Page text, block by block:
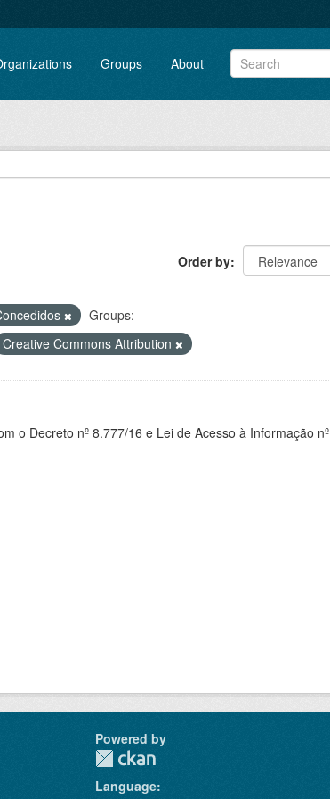
Groups About
Order by
Groups:
Creative Commons Attribution
o Decreto nº 8.777/16 e Lei de Acesso à Informação nº
Powered by
Language